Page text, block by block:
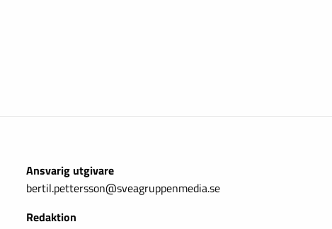
Ansvarig utgivare
bertil.pettersson@sveagruppenmedia.se
Redaktion